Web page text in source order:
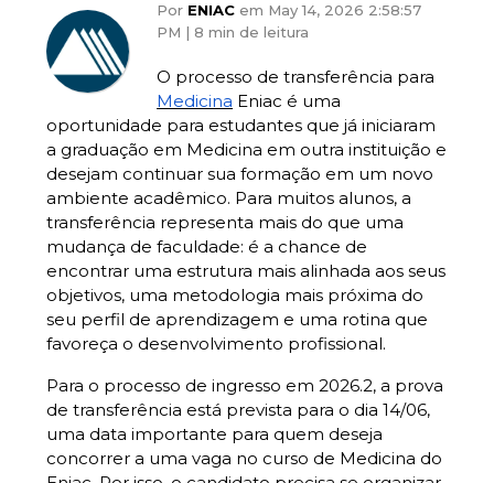
Por ENIAC em May 14, 2026 2:58:57
PM | 8 min de leitura
O processo de transferência para
Medicina Eniac é uma
oportunidade para estudantes que já iniciaram
a graduação em Medicina em outra instituição e
desejam continuar sua formação em um novo
ambiente acadêmico. Para muitos alunos, a
transferência representa mais do que uma
mudança de faculdade: é a chance de
encontrar uma estrutura mais alinhada aos seus
objetivos, uma metodologia mais próxima do
seu perfil de aprendizagem e uma rotina que
favoreça o desenvolvimento profissional.
Para o processo de ingresso em 2026.2, a prova
de transferência está prevista para o dia 14/06,
uma data importante para quem deseja
concorrer a uma vaga no curso de Medicina do